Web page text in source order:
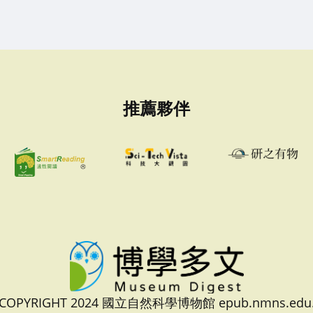
推薦夥伴
2024 國立自然科學博物館